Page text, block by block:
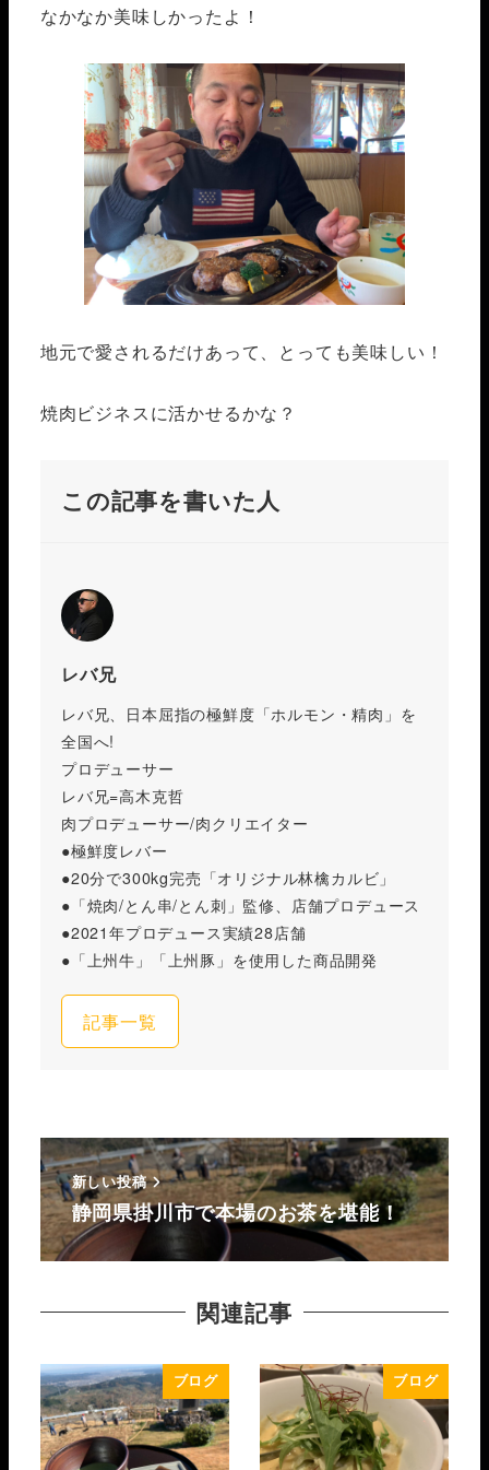
なかなか美味しかったよ！
地元で愛されるだけあって、とっても美味しい！
焼肉ビジネスに活かせるかな？
この記事を書いた人
レバ兄
レバ兄、日本屈指の極鮮度「ホルモン・精肉」を
全国へ!
プロデューサー
レバ兄=高木克哲
肉プロデューサー/肉クリエイター
●極鮮度レバー
●20分で300kg完売「オリジナル林檎カルビ」
●「焼肉/とん串/とん刺」監修、店舗プロデュース
●2021年プロデュース実績28店舗
●「上州牛」「上州豚」を使用した商品開発
記事一覧
新しい投稿
静岡県掛川市で本場のお茶を堪能！
関連記事
ブログ ブログ